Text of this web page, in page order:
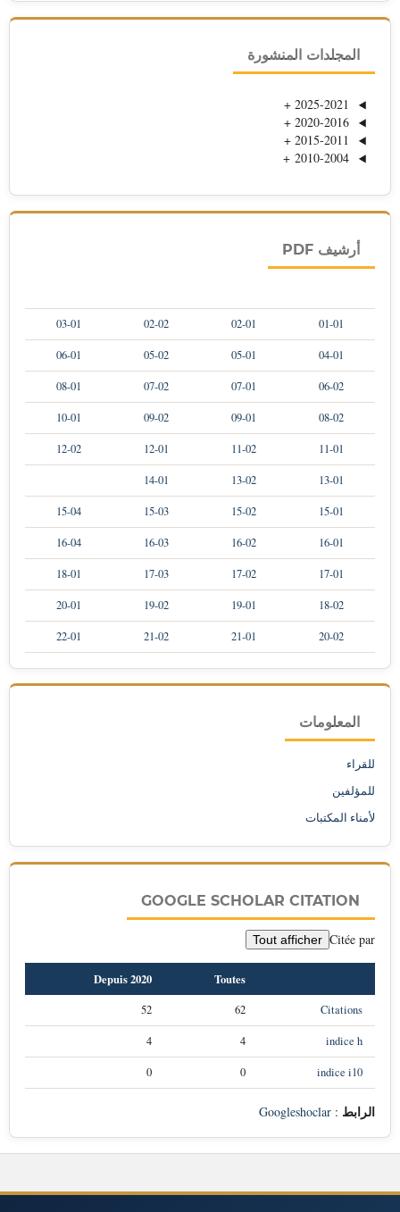
المجلدات المنشورة
+
2020-2016
+
+
2010-2004
+
أرشيف PDF
01-01
02-01
02-02
03-01
04-01
05-01
05-02
06-01
06-02
07-01
07-02
08-01
08-02
09-01
09-02
10-01
11-01
11-02
12-01
12-02
13-01
13-02
14-01
15-01
15-02
15-03
15-04
16-01
16-02
16-03
16-04
17-01
17-02
17-03
18-01
18-02
19-01
19-02
20-01
20-02
21-01
21-02
22-01
المعلومات
للقراء
للمؤلفين
لأمناء المكتبات
GOOGLE SCHOLAR CITATION
Citée par
Tout afficher
Toutes
Depuis 2020
Citations
62
52
indice h
4
4
indice i10
0
0
الرابط :
Googleshoclar